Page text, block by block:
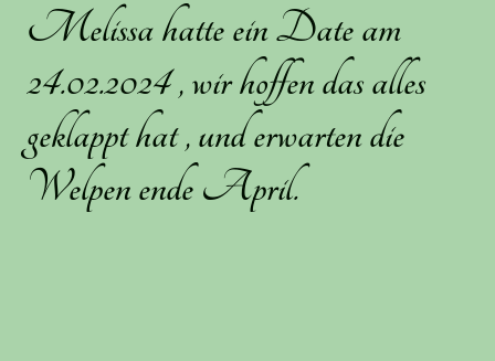
Melissa hatte ein Date am
24.02.2024 , wir hoffen das alles
geklappt hat , und erwarten die
Welpen ende April.